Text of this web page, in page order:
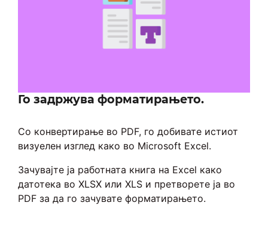
Го задржува форматирањето.
Со конвертирање во PDF, го добивате истиот
визуелен изглед како во Microsoft Excel.
Зачувајте ја работната книга на Excel како
датотека во XLSX или XLS и претворете ја во
PDF за да го зачувате форматирањето.